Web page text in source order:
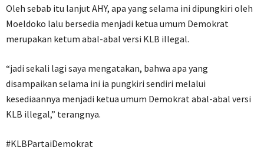
Oleh sebab itu lanjut AHY, apa yang selama ini dipungkiri oleh
Moeldoko lalu bersedia menjadi ketua umum Demokrat
merupakan ketum abal-abal versi KLB illegal.
“jadi sekali lagi saya mengatakan, bahwa apa yang
disampaikan selama ini ia pungkiri sendiri melalui
kesediaannya menjadi ketua umum Demokrat abal-abal versi
KLB illegal,” terangnya.
#KLBPartaiDemokrat